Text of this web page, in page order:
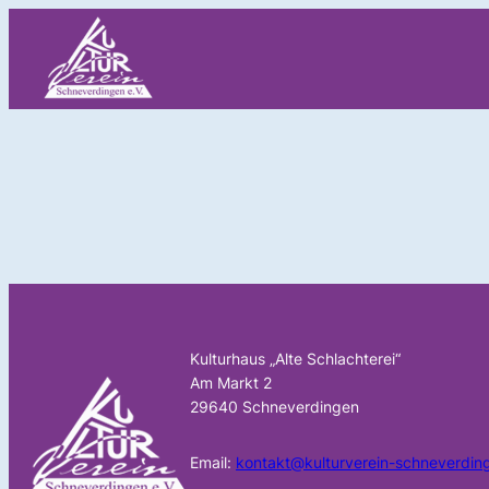
springen
Kulturhaus „Alte Schlachterei“
Am Markt 2
29640 Schneverdingen
Email: kontakt@kulturverein-